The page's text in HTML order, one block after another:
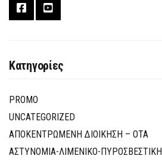
Κατηγορίες
PROMO
UNCATEGORIZED
ΑΠΟΚΕΝΤΡΩΜΕΝΗ ΔΙΟΙΚΗΣΗ – ΟΤΑ
ΑΣΤΥΝΟΜΙΑ-ΛΙΜΕΝΙΚΟ-ΠΥΡΟΣΒΕΣΤΙΚΗ